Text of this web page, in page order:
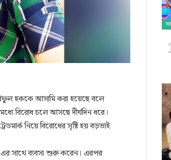
হককে আসামি করা হয়েছে বলে
বিরোধ চলে আসছে দীর্ঘদিন ধরে।
নিয়ে বিরোধের সৃষ্টি হয় বড়ভাই
এর সাথে ব্যবসা শুরু করেন। এরপর